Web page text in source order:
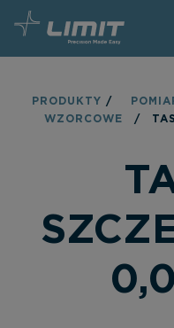
O
PLIKI
PRODUKTY /
WZORCOWE
/